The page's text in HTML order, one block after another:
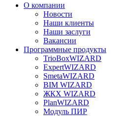
О компании
Новости
Наши клиенты
Наши заслуги
Вакансии
Программные продукты
TrioBoxWIZARD
ExpertWIZARD
SmetaWIZARD
BIM WIZARD
ЖКХ WIZARD
PlanWIZARD
Модуль ПИР